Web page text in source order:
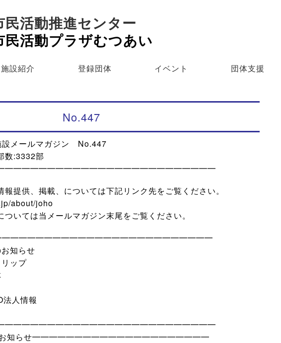
民活動推進センター
民活動プラザむつあい
施設紹介 登録団体 イベント 団体支援
No.447
設メールマガジン No.447
:3332部
提供、掲載、については下記リンク先をご覧ください。
about/joho
いては当メールマガジン末尾をご覧ください。
知らせ
ップ
人情報
らのお知らせ━━━━━━━━━━━━━━━━━━━━━